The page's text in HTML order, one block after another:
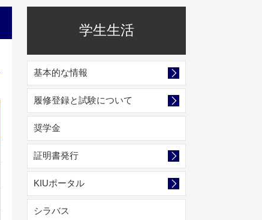
学生生活
基本的な情報
履修登録と試験について
奨学金
証明書発行
KIUポータル
シラバス